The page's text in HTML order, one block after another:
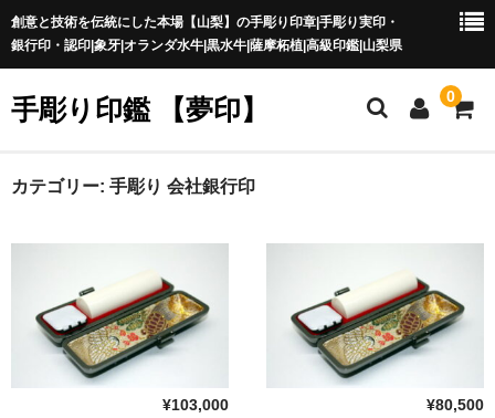
創意と技術を伝統にした本場【山梨】の手彫り印章|手彫り実印・
銀行印・認印|象牙|オランダ水牛|黒水牛|薩摩柘植|高級印鑑|山梨県
手彫り印鑑 【夢印】 0
夢印TOP
一級印章彫刻技能士
印鑑の材質
カテゴリー: 手彫り 会社銀行印
¥103,000
¥80,500